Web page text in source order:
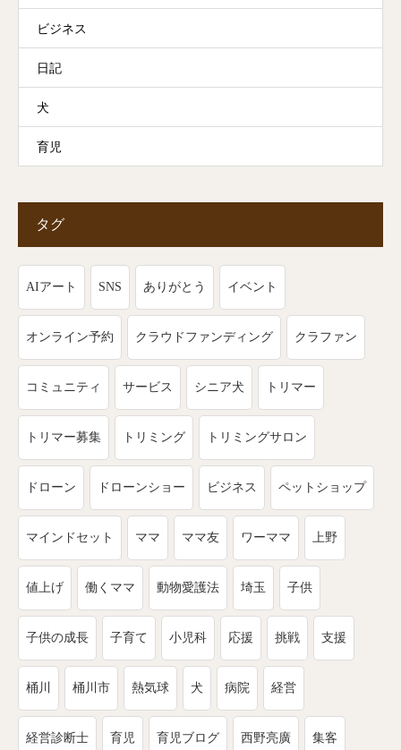
ビジネス
日記
犬
育児
タグ
AIアート SNS ありがとう イベント
オンライン予約 クラウドファンディング クラファン
コミュニティ サービス シニア犬 トリマー
トリマー募集 トリミング トリミングサロン
ドローン ドローンショー ビジネス ペットショップ
マインドセット ママ ママ友 ワーママ 上野
値上げ 働くママ 動物愛護法 埼玉 子供
子供の成長 子育て 小児科 応援 挑戦 支援
桶川 桶川市 熱気球 犬 病院 経営
経営診断士 育児 育児ブログ 西野亮廣 集客